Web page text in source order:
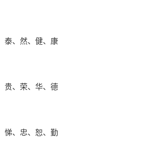
泰、然、健、康
贵、荣、华、德
悌、忠、恕、勤